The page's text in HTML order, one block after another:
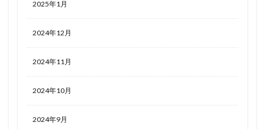
2025年1月
2024年12月
2024年11月
2024年10月
2024年9月